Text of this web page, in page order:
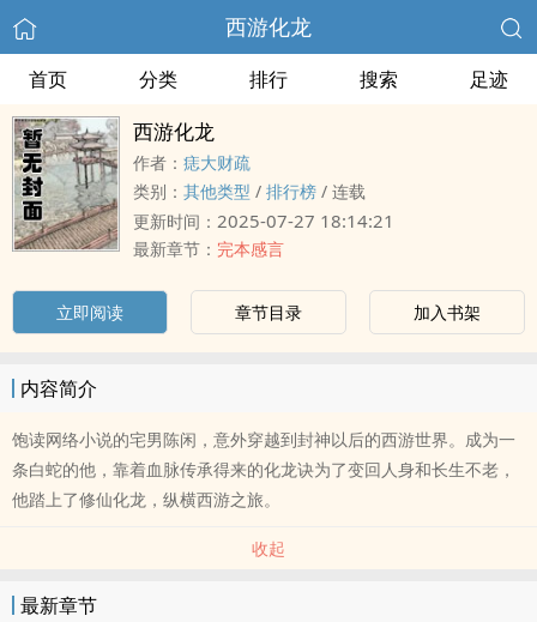
西游化龙
首页 分类 排行 搜索 足迹
西游化龙
作者： 痣大财疏
类别： 其他类型 / 排行榜 / 连载
更新时间： 2025-07-27 18:14:21
最新章节： 完本感言
立即阅读 章节目录 加入书架
内容简介
饱读网络小说的宅男陈闲，意外穿越到封神以后的西游世界。成为一
条白蛇的他，靠着血脉传承得来的化龙诀为了变回人身和长生不老，
他踏上了修仙化龙，纵横西游之旅。
收起
最新章节